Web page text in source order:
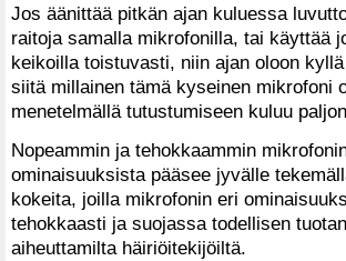
Jos äänittää pitkän ajan kuluessa
raitoja samalla mikrofonilla, tai käyttää
keikoilla toistuvasti, niin ajan oloon
siitä millainen tämä kyseinen mikrofoni
menetelmällä tutustumiseen kuluu
Nopeammin ja tehokkaammin
ominaisuuksista pääsee jyvälle
kokeita, joilla mikrofonin eri
tehokkaasti ja suojassa todellisen
aiheuttamilta häiriöitekijöiltä.